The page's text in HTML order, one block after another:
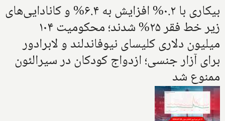
بیکاری با ۰.۲% افزایش به ۶.۴% و کانادایی‌های
زیر خط فقر ۲۵% شدند؛ محکومیت ۱۰۴
میلیون دلاری کلیسای نیوفاندلند و لابرادور
برای آزار جنسی؛ ازدواج کودکان در سیرالئون
ممنوع شد